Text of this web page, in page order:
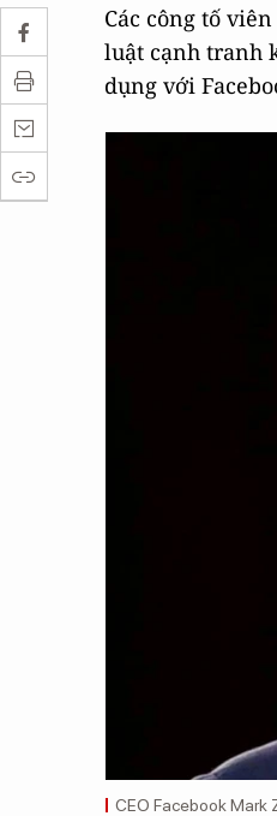
Các công tố
luật cạnh tranh
dụng với
CEO Facebook Mark